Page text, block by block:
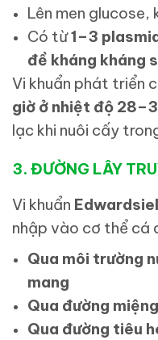
Lên men glucose,
Có từ1–3
đề kháng kháng
Vi khuẩn phát triển
giờ ở nhiệt độ
lạc khi nuôi cấy
3. ĐƯỜNG LÂY
Vi khuẩn
nhập vào cơ thể cá
Qua môi trường
mang
Qua đường
Qua đường tiêu